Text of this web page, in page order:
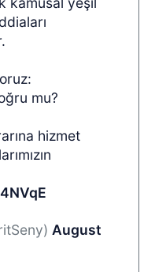
mu?
hizmet
August